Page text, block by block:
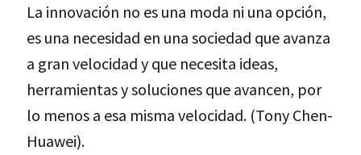
La innovación no es una moda ni una opción,
es una necesidad en una sociedad que avanza
a gran velocidad y que necesita ideas,
herramientas y soluciones que avancen, por
lo menos a esa misma velocidad. (Tony Chen-
Huawei).